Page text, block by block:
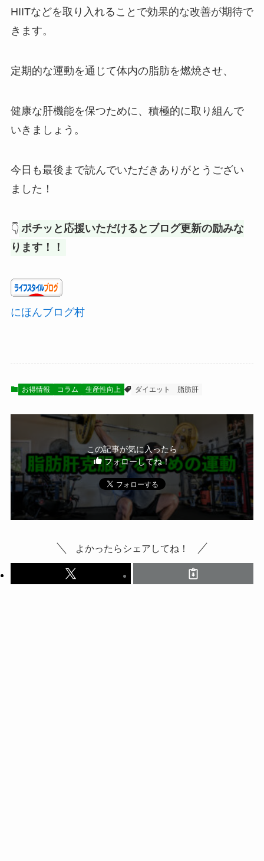
HIITなどを取り入れることで効果的な改善が期待で
きます。
定期的な運動を通じて体内の脂肪を燃焼させ、
健康な肝機能を保つために、積極的に取り組んで
いきましょう。
今日も最後まで読んでいただきありがとうござい
ました！
👇 ポチッと応援いただけるとブログ更新の励みな
ります！！
にほんブログ村
お得情報 コラム 生産性向上 ダイエット 脂肪肝
この記事が気に入ったら
フォローしてね！
よかったらシェアしてね！